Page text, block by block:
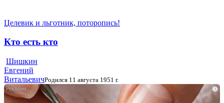
Целевик и льготник, поторопись!
Кто есть кто
Шишкин
Евгений
ВитальевичРодился 11 августа 1951 г.
i